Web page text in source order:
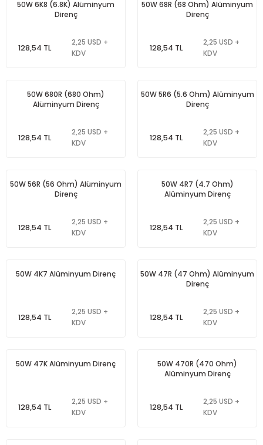
50W 6K8 (6.8K) Alüminyum
Direnç
128,54 TL
2,25 USD +
KDV
50W 68R (68 Ohm) Alüminyum
Direnç
128,54 TL
2,25 USD +
KDV
50W 680R (680 Ohm)
Alüminyum Direnç
128,54 TL
2,25 USD +
KDV
50W 5R6 (5.6 Ohm) Alüminyum
Direnç
128,54 TL
2,25 USD +
KDV
50W 56R (56 Ohm) Alüminyum
Direnç
128,54 TL
2,25 USD +
KDV
50W 4R7 (4.7 Ohm)
Alüminyum Direnç
128,54 TL
2,25 USD +
KDV
50W 4K7 Alüminyum Direnç
128,54 TL
2,25 USD +
KDV
50W 47R (47 Ohm) Alüminyum
Direnç
128,54 TL
2,25 USD +
KDV
50W 47K Alüminyum Direnç
128,54 TL
2,25 USD +
KDV
50W 470R (470 Ohm)
Alüminyum Direnç
128,54 TL
2,25 USD +
KDV